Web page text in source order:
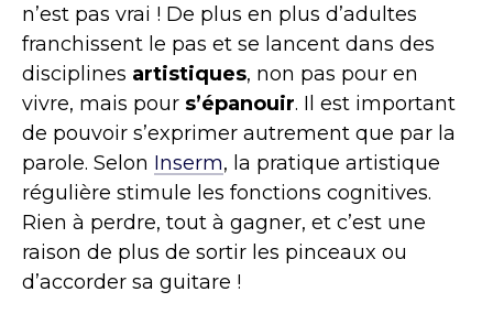
n’est pas vrai ! De plus en plus d’adultes
franchissent le pas et se lancent dans des
disciplines artistiques, non pas pour en
vivre, mais pour s’épanouir. Il est important
de pouvoir s’exprimer autrement que par la
parole. Selon Inserm, la pratique artistique
régulière stimule les fonctions cognitives.
Rien à perdre, tout à gagner, et c’est une
raison de plus de sortir les pinceaux ou
d’accorder sa guitare !